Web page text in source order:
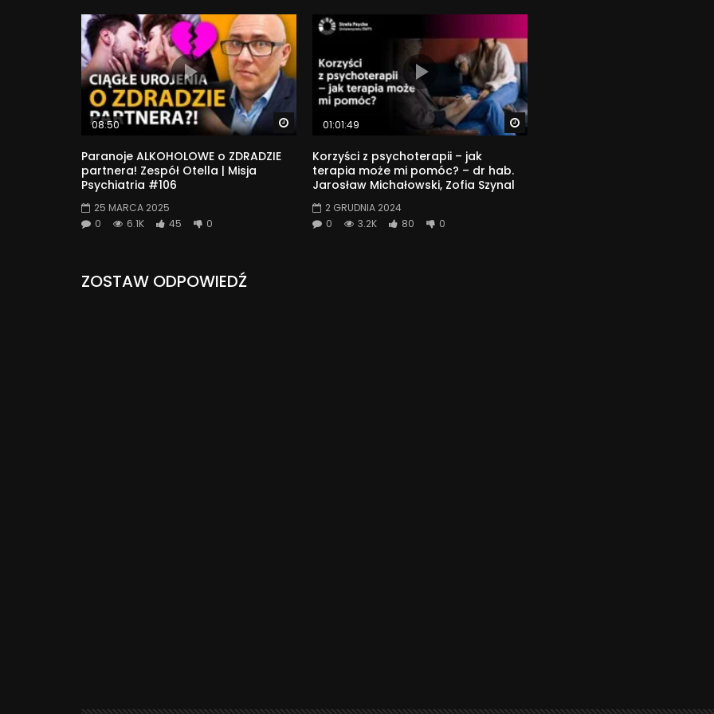
Watch Later
08:50
Paranoje ALKOHOLOWE o ZDRADZIE
partnera! Zespół Otella | Misja
Psychiatria #106
25 MARCA 2025
0
6.1K 45 0
Watch Later
01:01:49
Korzyści z psychoterapii – jak
terapia może mi pomóc? – dr hab.
Jarosław Michałowski, Zofia Szynal
2 GRUDNIA 2024
0
3.2K 80 0
ZOSTAW ODPOWIEDŹ